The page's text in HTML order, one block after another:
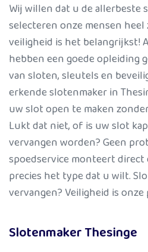
Wij willen dat u de allerbeste
selecteren onze mensen
veiligheid is het belangrijkst!
hebben een goede opleiding
van sloten, sleutels en
erkende slotenmaker in
uw slot open te maken
Lukt dat niet, of is uw slot
vervangen worden? Geen
spoedservice monteert
precies het type dat u wilt.
vervangen? Veiligheid is onze
Slotenmaker Thesinge